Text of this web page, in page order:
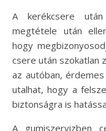
A kerékcsere
megtétele után
hogy
csere után szokatlan
az autóban,
utalhat, hogy a
biztonságra is
A gumiszervizben